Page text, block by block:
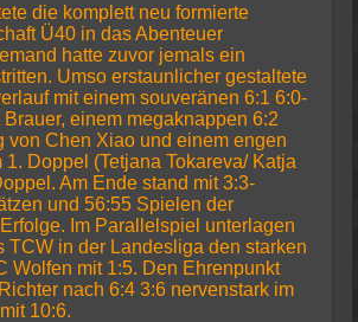
die komplett neu formierte
Ü40 in das Abenteuer
hatte zuvor jemals ein
Umso erstaunlicher gestaltete
mit einem souveränen 6:1 6:0-
einem megaknappen 6:2
von Chen Xiao und einem engen
1. Doppel (Tetjana Tokareva/ Katja
Am Ende stand mit 3:3-
und 56:55 Spielen der
Im Parallelspiel unterlagen
TCW in der Landesliga den starken
Wolfen mit 1:5. Den Ehrenpunkt
nach 6:4 3:6 nervenstark im
10:6.